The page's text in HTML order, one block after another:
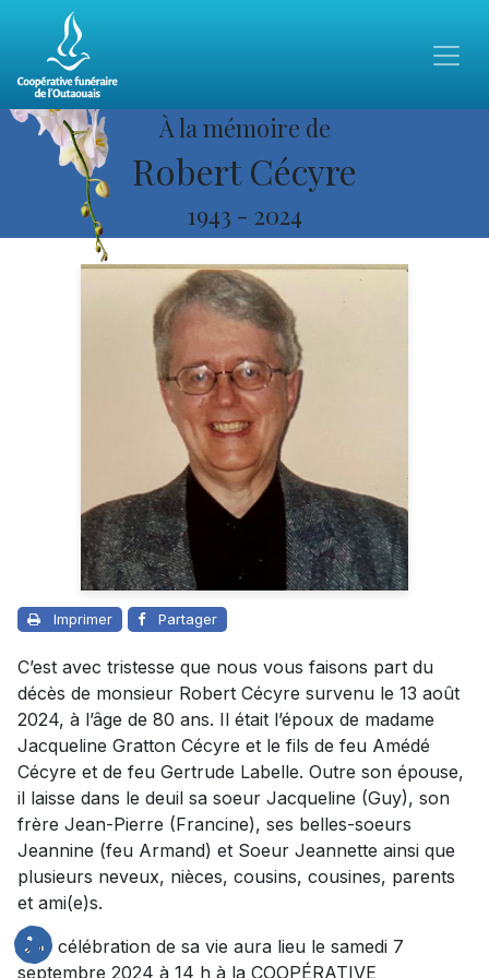
À la mémoire de
Robert Cécyre
1943 - 2024
Imprimer Partager
C’est avec tristesse que nous vous faisons part du
décès de monsieur Robert Cécyre survenu le 13 août
2024, à l’âge de 80 ans. Il était l’époux de madame
Jacqueline Gratton Cécyre et le fils de feu Amédé
Cécyre et de feu Gertrude Labelle. Outre son épouse,
il laisse dans le deuil sa soeur Jacqueline (Guy), son
frère Jean-Pierre (Francine), ses belles-soeurs
Jeannine (feu Armand) et Soeur Jeannette ainsi que
plusieurs neveux, nièces, cousins, cousines, parents
et ami(e)s.
Une célébration de sa vie aura lieu le samedi 7
septembre 2024 à 14 h à la COOPÉRATIVE